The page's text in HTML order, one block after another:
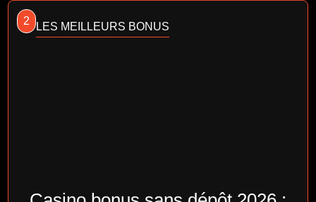
2 LES MEILLEURS BONUS